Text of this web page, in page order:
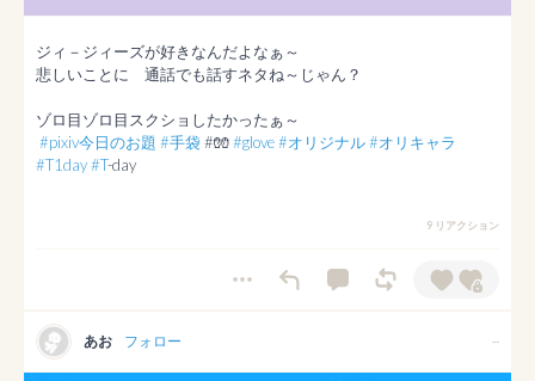
ジィ－ジィーズが好きなんだよなぁ～
悲しいことに　通話でも話すネタね～じゃん？
ゾロ目ゾロ目スクショしたかったぁ～
#pixiv今日のお題 #手袋 #🧤 #glove#オリジナル#オリキャラ
#T1day#T-day
9 リアクション
あお フォロー --